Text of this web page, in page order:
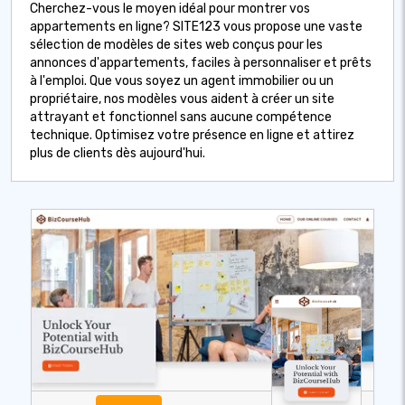
Cherchez-vous le moyen idéal pour montrer vos
appartements en ligne? SITE123 vous propose une vaste
sélection de modèles de sites web conçus pour les
annonces d'appartements, faciles à personnaliser et prêts
à l'emploi. Que vous soyez un agent immobilier ou un
propriétaire, nos modèles vous aident à créer un site
attrayant et fonctionnel sans aucune compétence
technique. Optimisez votre présence en ligne et attirez
plus de clients dès aujourd'hui.